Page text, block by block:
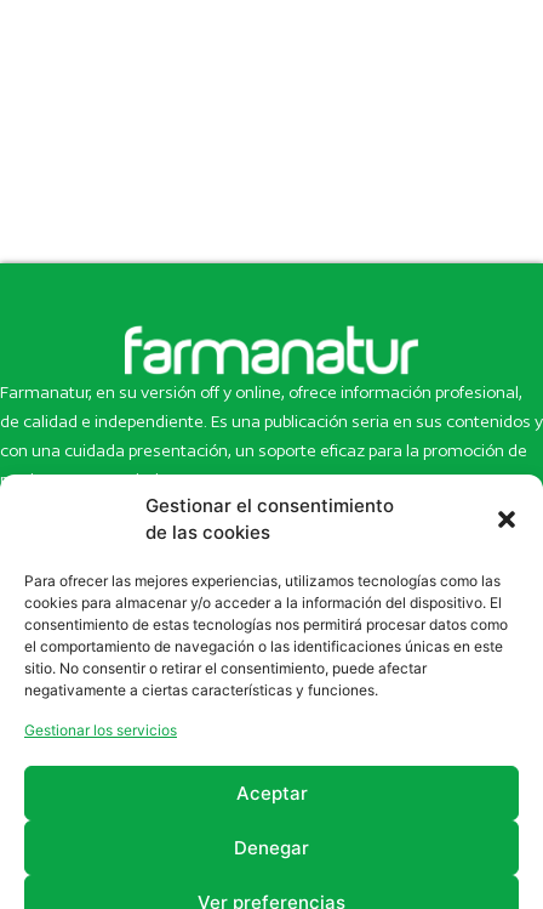
Gestionar el consentimiento
de las cookies
Para ofrecer las mejores experiencias, utilizamos tecnologías como las
cookies para almacenar y/o acceder a la información del dispositivo. El
consentimiento de estas tecnologías nos permitirá procesar datos como
el comportamiento de navegación o las identificaciones únicas en este
sitio. No consentir o retirar el consentimiento, puede afectar
negativamente a ciertas características y funciones.
Gestionar los servicios
Aceptar
Denegar
Ver preferencias
Farmanatur, en su versión off y online, ofrece información profesional,
de calidad e independiente. Es una publicación seria en sus contenidos y
con una cuidada presentación, un soporte eficaz para la promoción de
productos y novedades.
Inicio
Newsletter
Eco Multimedia
Contacto
Artículos
Escaparate
Enlaces de interés
SUSCRÍBETE A NUESTRO NEWSLETTER
la sección deNewsletter